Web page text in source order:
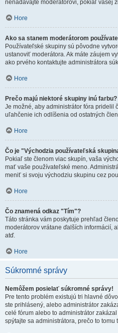
nenadávajte moderátorovi, pokiaľ vašej
Hore
Ako sa stanem moderátorom
Používateľské skupiny sú pôvodne
ustanoviť moderátora. Ak máte záujem
ako prvého kontaktujte administrátora
Hore
Prečo majú niektoré skupiny inú farbu?
Je možné, aby administrátor fóra pridelil
uľahčenie ich odlíšenia od ostatných
Hore
Čo je "Východzia používateľská
Pokiaľ ste členom viac skupín, vaša
mať vaše používateľské meno.
meniť si svoju východziu skupinu cez
Hore
Čo znamená odkaz "Tím"?
Táto stránka vám poskytuje prehľad
moderátorov vrátane ďalších informácií,
atď.
Hore
Súkromné správy
Nemôžem posielať súkromné správy!
Pre tento problém existujú tri hlavné
ste prihlásený, alebo administrátor
celé fórum alebo to administrátor
spýtajte sa administrátora, prečo to tomu